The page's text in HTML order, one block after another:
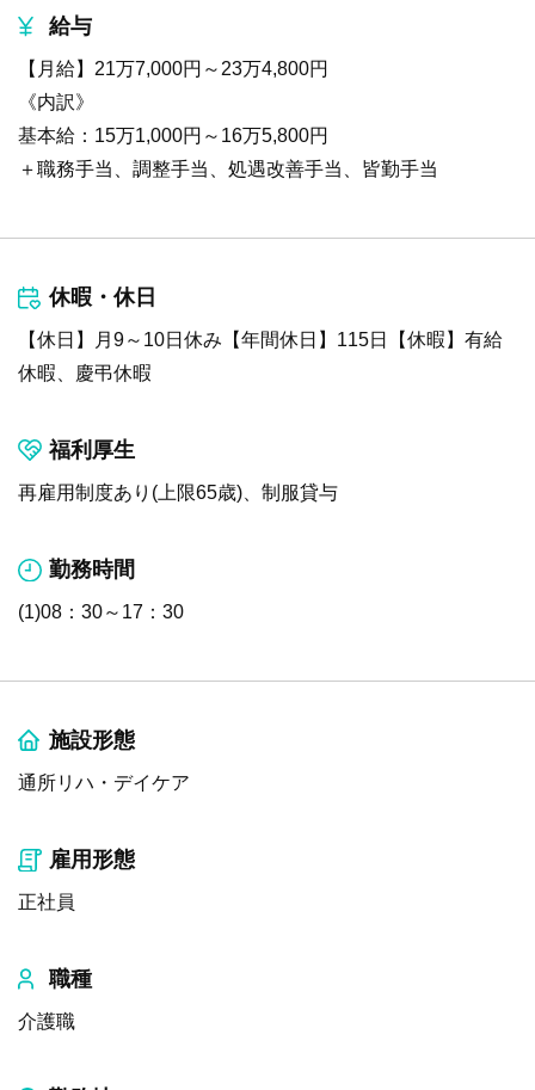
給与
【月給】21万7,000円～23万4,800円
《内訳》
基本給：15万1,000円～16万5,800円
＋職務手当、調整手当、処遇改善手当、皆勤手当
休暇・休日
【休日】月9～10日休み【年間休日】115日【休暇】有給
休暇、慶弔休暇
福利厚生
再雇用制度あり(上限65歳)、制服貸与
勤務時間
(1)08：30～17：30
施設形態
通所リハ・デイケア
雇用形態
正社員
職種
介護職